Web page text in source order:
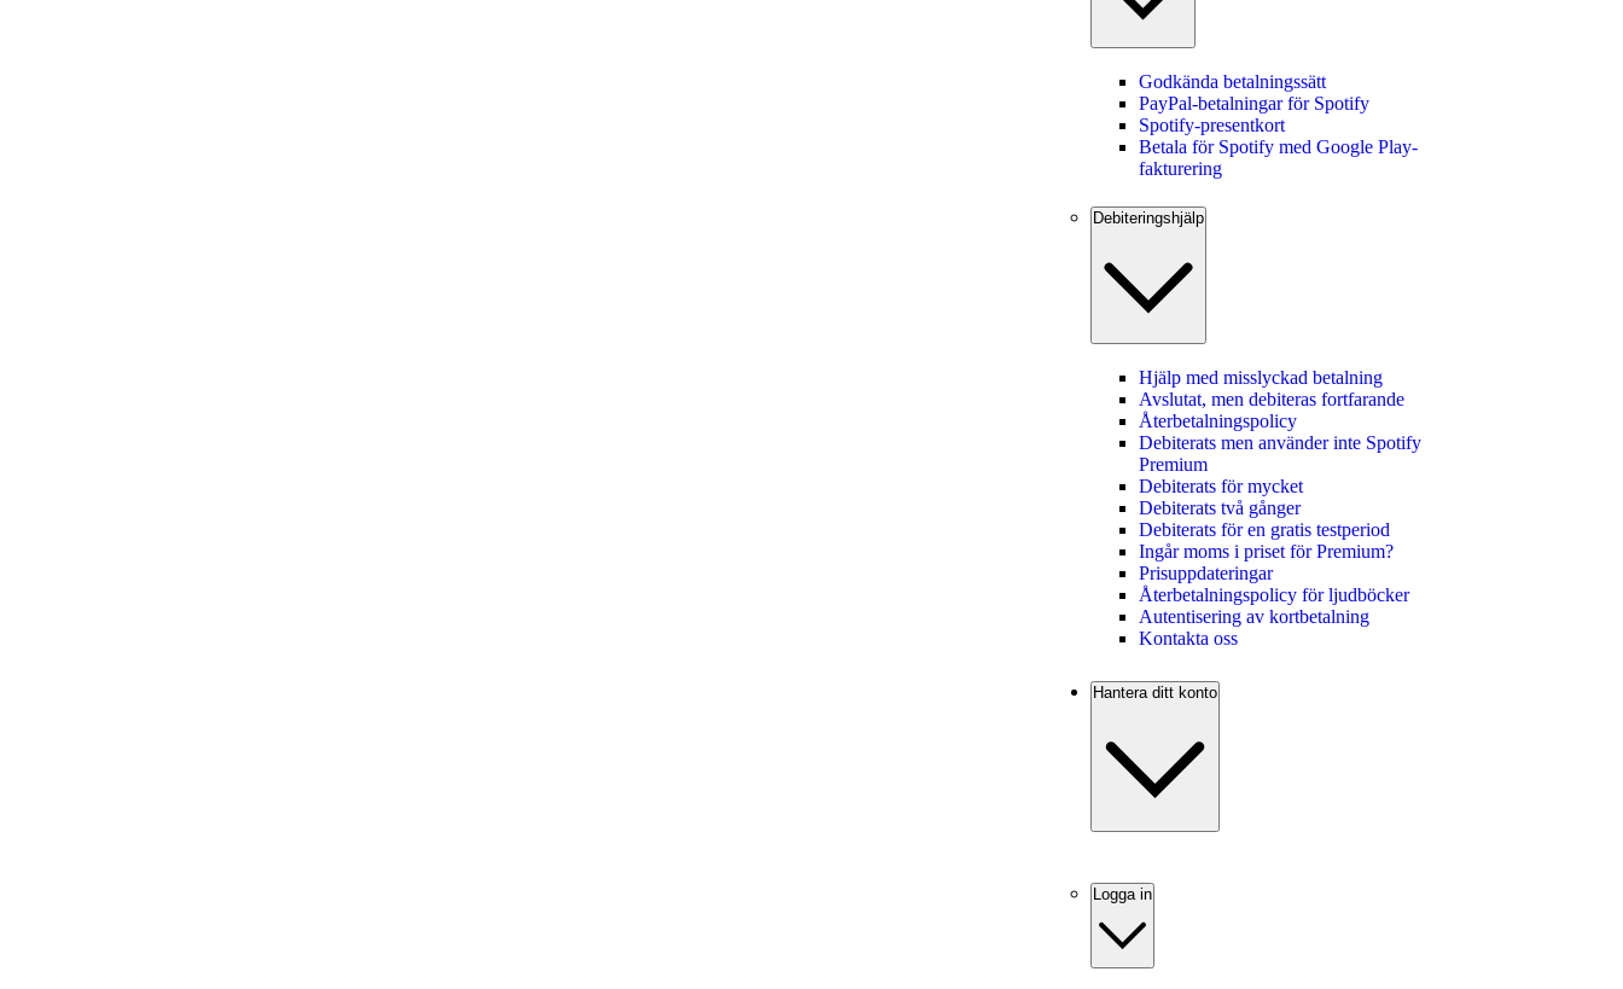
Godkända betalningssätt
PayPal-betalningar för Spotify
Spotify-presentkort
Betala för Spotify med Google Play-
fakturering
Debiteringshjälp
Hjälp med misslyckad betalning
Avslutat, men debiteras fortfarande
Återbetalningspolicy
Debiterats men använder inte Spotify
Premium
Debiterats för mycket
Debiterats två gånger
Debiterats för en gratis testperiod
Ingår moms i priset för Premium?
Prisuppdateringar
Återbetalningspolicy för ljudböcker
Autentisering av kortbetalning
Kontakta oss
Hantera ditt konto
Logga in